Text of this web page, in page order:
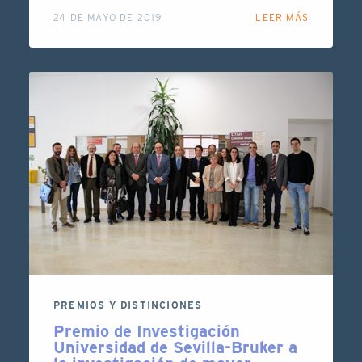
24 DE MAYO DE 2019 LEER MÁS
PREMIOS Y DISTINCIONES
Premio de Investigación
Universidad de Sevilla-Bruker a